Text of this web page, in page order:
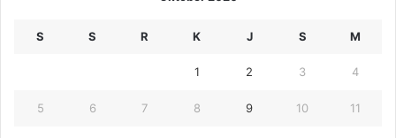
S S R K J S M
1 2 3 4
5 6 7 8 9 10 11